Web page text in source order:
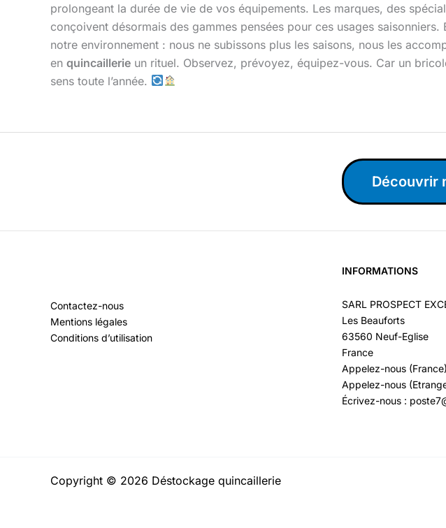
prolongeant la durée de vie de vos équipements. Les marques, des
conçoivent désormais des gammes pensées pour ces usages
notre environnement : nous ne subissons plus les saisons, nous les
en quincaillerie un rituel. Observez, prévoyez, équipez-vous. Car un
sens toute l’année.
Découvrir
Contactez-nous
Mentions légales
Conditions d’utilisation
INFORMATIONS
SARL PROSPECT
Les Beauforts
63560 Neuf-Eglise
France
Appelez-nous
Appelez-nous
Écrivez-nous :
Copyright © 2026 Déstockage quincaillerie